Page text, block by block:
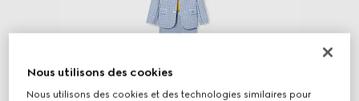
Nous utilisons des cookies
Nous utilisons des cookies et des technologies similaires pour